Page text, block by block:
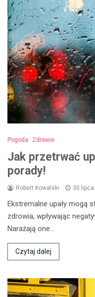
Pogoda Zdrowie
Jak przetrwać
porady!
Robert Kowalski 30
Ekstremalne upały mogą
zdrowia, wpływając
Narażają one…
Czytaj dalej